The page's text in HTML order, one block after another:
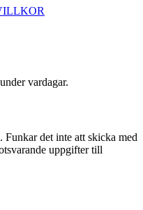
vardagar.
det inte att skicka med
uppgifter till